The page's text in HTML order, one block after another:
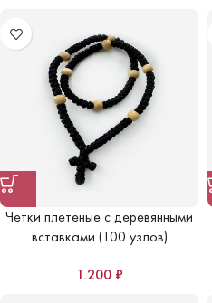
Четки плетеные с деревянными
вставками (100 узлов)
1.200 ₽